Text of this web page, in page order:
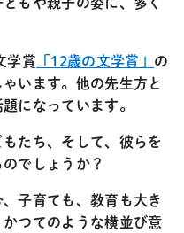
学賞 「12歳の文学賞」 の
います。他の先生方と
になっています。
たち、そして、彼らを
でしょうか？
子育ても、教育も大き
つてのような横並び意